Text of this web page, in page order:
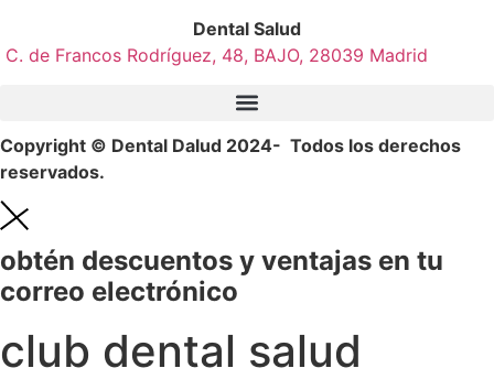
Dental Salud
C. de Francos Rodríguez, 48, BAJO, 28039 Madrid
Copyright © Dental Dalud 2024- Todos los derechos
reservados.
obtén descuentos y ventajas en tu
correo electrónico
club dental salud